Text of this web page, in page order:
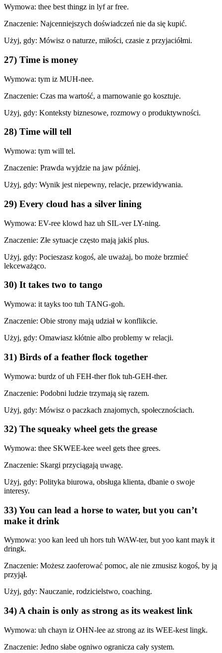
Wymowa: thee best thingz in lyf ar free.
Znaczenie: Najcenniejszych doświadczeń nie da się kupić.
Użyj, gdy: Mówisz o naturze, miłości, czasie z przyjaciółmi.
27) Time is money
Wymowa: tym iz MUH-nee.
Znaczenie: Czas ma wartość, a marnowanie go kosztuje.
Użyj, gdy: Konteksty biznesowe, rozmowy o produktywności.
28) Time will tell
Wymowa: tym will tel.
Znaczenie: Prawda wyjdzie na jaw później.
Użyj, gdy: Wynik jest niepewny, relacje, przewidywania.
29) Every cloud has a silver lining
Wymowa: EV-ree klowd haz uh SIL-ver LY-ning.
Znaczenie: Złe sytuacje często mają jakiś plus.
Użyj, gdy: Pocieszasz kogoś, ale uważaj, bo może brzmieć
lekceważąco.
30) It takes two to tango
Wymowa: it tayks too tuh TANG-goh.
Znaczenie: Obie strony mają udział w konflikcie.
Użyj, gdy: Omawiasz kłótnie albo problemy w relacji.
31) Birds of a feather flock together
Wymowa: burdz of uh FEH-ther flok tuh-GEH-ther.
Znaczenie: Podobni ludzie trzymają się razem.
Użyj, gdy: Mówisz o paczkach znajomych, społecznościach.
32) The squeaky wheel gets the grease
Wymowa: thee SKWEE-kee weel gets thee grees.
Znaczenie: Skargi przyciągają uwagę.
Użyj, gdy: Polityka biurowa, obsługa klienta, dbanie o swoje
interesy.
33) You can lead a horse to water, but you can’t
make it drink
Wymowa: yoo kan leed uh hors tuh WAW-ter, but yoo kant mayk it
dringk.
Znaczenie: Możesz zaoferować pomoc, ale nie zmusisz kogoś, by ją
przyjął.
Użyj, gdy: Nauczanie, rodzicielstwo, coaching.
34) A chain is only as strong as its weakest link
Wymowa: uh chayn iz OHN-lee az strong az its WEE-kest lingk.
Znaczenie: Jedno słabe ogniwo ogranicza cały system.